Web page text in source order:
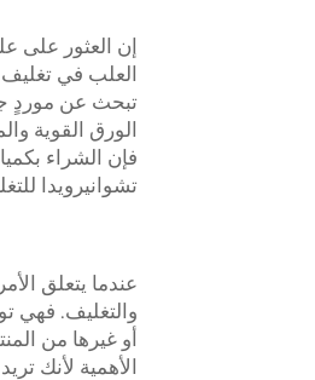
إن العثور على
العلب في تغليف
تبحث عن موردٍ
الورق القوية
فإن الشراء
تشوانيرويدا
عندما يتعلق
والتغليف. فهي
أو غيرها من
الأهمية لأنك